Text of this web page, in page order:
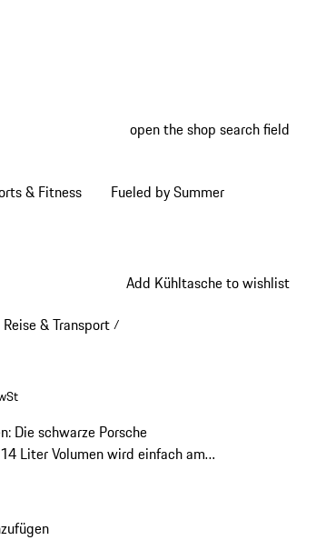
open the shop search field
& Fitness Fueled by Summer
Add Kühltasche to wishlist
Reise & Transport/
Die schwarze Porsche
Liter Volumen wird einfach am
bequem transportieren.